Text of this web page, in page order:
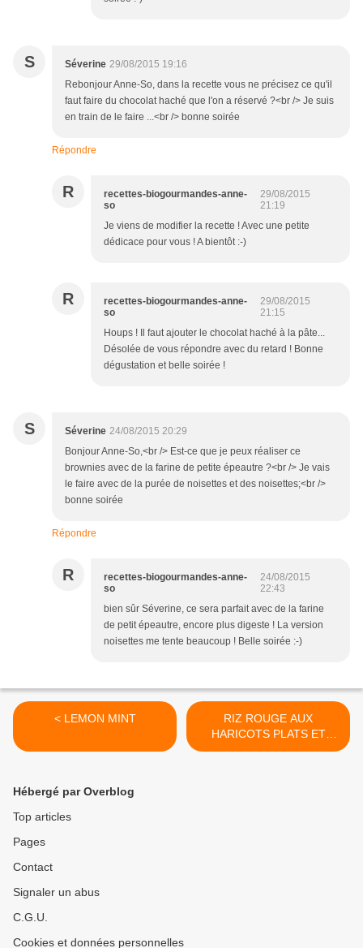
S Séverine 29/08/2015 19:16
Rebonjour Anne-So, dans la recette vous ne précisez ce qu'il
faut faire du chocolat haché que l'on a réservé ?<br /> Je suis
en train de le faire ...<br /> bonne soirée
Répondre
R
recettes-biogourmandes-anne-
so
29/08/2015
21:19
Je viens de modifier la recette ! Avec une petite
dédicace pour vous ! A bientôt :-)
R
recettes-biogourmandes-anne-
so
29/08/2015
21:15
Houps ! Il faut ajouter le chocolat haché à la pâte...
Désolée de vous répondre avec du retard ! Bonne
dégustation et belle soirée !
S Séverine 24/08/2015 20:29
Bonjour Anne-So,<br /> Est-ce que je peux réaliser ce
brownies avec de la farine de petite épeautre ?<br /> Je vais
le faire avec de la purée de noisettes et des noisettes;<br />
bonne soirée
Répondre
R
recettes-biogourmandes-anne-
so
24/08/2015
22:43
bien sûr Séverine, ce sera parfait avec de la farine
de petit épeautre, encore plus digeste ! La version
noisettes me tente beaucoup ! Belle soirée :-)
< LEMON MINT
RIZ ROUGE AUX
HARICOTS PLATS ET
CREME CAJOU >
Hébergé par Overblog
Top articles
Pages
Contact
Signaler un abus
C.G.U.
Cookies et données personnelles